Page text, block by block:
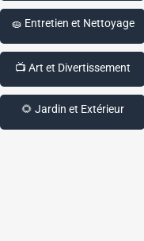
🧽 Entretien et Nettoyage
📺 Art et Divertissement
🌻 Jardin et Extérieur